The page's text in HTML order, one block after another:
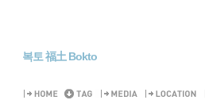
복토 福土 Bokto